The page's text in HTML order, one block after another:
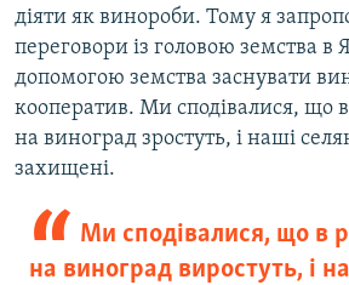
діяти як винороби. Тому я
переговори із головою земства в
допомогою земства заснувати
кооператив. Ми сподівалися, що в
на виноград зростуть, і наші
захищені.
Ми сподівалися, що в
на виноград виростуть, і